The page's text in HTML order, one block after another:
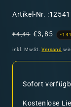
SKU:
Artikel-Nr.
Normaler
Preis
€4,49 €3,85 -
inkl. MwSt.Versand
Sofort
Kostenlose